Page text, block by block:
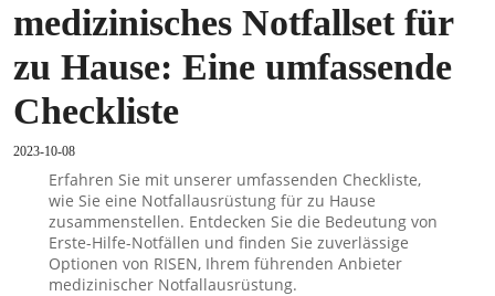
medizinisches Notfallset für
zu Hause: Eine umfassende
Checkliste
2023-10-08
Erfahren Sie mit unserer umfassenden Checkliste,
wie Sie eine Notfallausrüstung für zu Hause
zusammenstellen. Entdecken Sie die Bedeutung von
Erste-Hilfe-Notfällen und finden Sie zuverlässige
Optionen von RISEN, Ihrem führenden Anbieter
medizinischer Notfallausrüstung.